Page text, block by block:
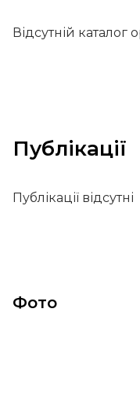
Відсутній каталог
Публікації
Публікації відсутні
Фото